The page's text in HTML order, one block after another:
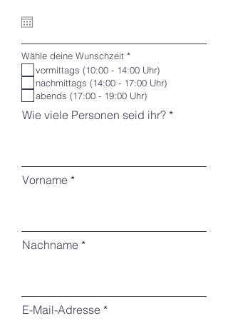
r
e
d
Wähle deine Wunschzeit *P
f
l
i
c
h
t
f
vormittags (10:00 - 14:00 Uhr)
nachmittags (14:00 - 17:00 Uhr)
abends (17:00 - 19:00 Uhr)
Wie viele Personen seid ihr?
Vorname
Nachname
E-Mail-Adresse